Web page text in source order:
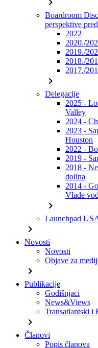
Boardroom
perspektive
2022
2020./
2019./
2018./
2017./
chevron_right
Delegacije
2025 -
Valley
2024 -
2023 -
Houston
2022 -
2019 -
2018 -
dolina
2014 -
Vlade
chevron_right
Launchpad
chevron_right
Novosti
Novosti
Objave za
chevron_right
Publikacije
Godišnjaci
News&Views
Transatlantski i
chevron_right
Članovi
Popis članova